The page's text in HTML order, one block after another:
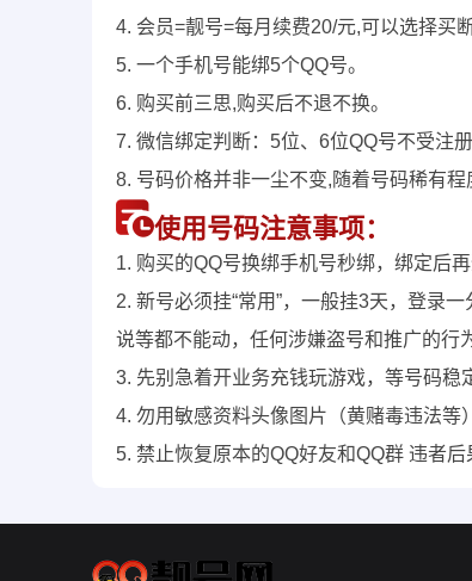
4. 会员=靓号=每月续费20/元,可以选择买
5. 一个手机号能绑5个QQ号。
6. 购买前三思,购买后不退不换。
7. 微信绑定判断：5位、6位QQ号不受注
8. 号码价格并非一尘不变,随着号码稀有程
使用号码注意事项：
1. 购买的QQ号换绑手机号秒绑，绑定后再
2. 新号必须挂“常用”，一般挂3天，登录
说等都不能动，任何涉嫌盗号和推广的行
3. 先别急着开业务充钱玩游戏，等号码稳
4. 勿用敏感资料头像图片（黄赌毒违法等
5. 禁止恢复原本的QQ好友和QQ群 违者后